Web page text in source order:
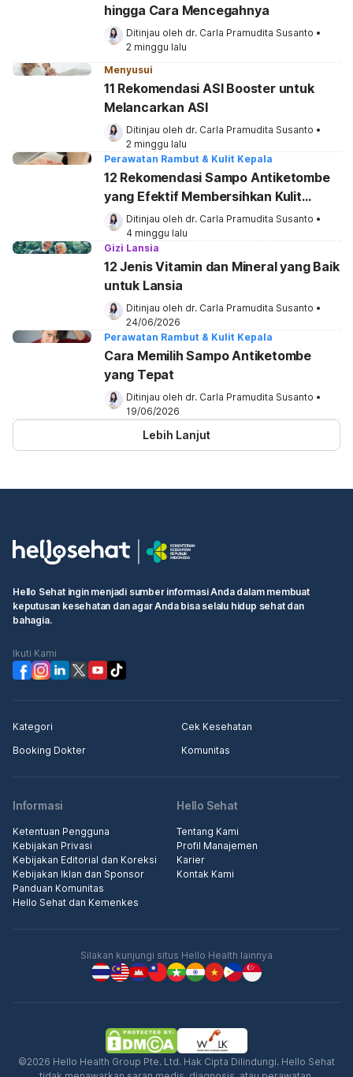
hingga Cara Mencegahnya
Ditinjau oleh dr. Carla Pramudita Susanto •
2 minggu lalu
Menyusui
11 Rekomendasi ASI Booster untuk
Melancarkan ASI
Ditinjau oleh dr. Carla Pramudita Susanto •
2 minggu lalu
Perawatan Rambut & Kulit Kepala
12 Rekomendasi Sampo Antiketombe
yang Efektif Membersihkan Kulit
KepalaDitinjau oleh dr. Carla Pramudita Susanto •
4 minggu lalu
Gizi Lansia
12 Jenis Vitamin dan Mineral yang Baik
untuk Lansia
Ditinjau oleh dr. Carla Pramudita Susanto •
24/06/2026
Perawatan Rambut & Kulit Kepala
Cara Memilih Sampo Antiketombe
yang Tepat
Ditinjau oleh dr. Carla Pramudita Susanto •
19/06/2026
Lebih Lanjut
Hello Sehat ingin menjadi sumber informasi Anda dalam membuat
keputusan kesehatan dan agar Anda bisa selalu hidup sehat dan
bahagia.
Ikuti Kami
Kategori
Cek Kesehatan
Booking Dokter
Komunitas
Informasi
Ketentuan Pengguna
Kebijakan Privasi
Kebijakan Editorial dan Koreksi
Kebijakan Iklan dan Sponsor
Panduan Komunitas
Hello Sehat dan Kemenkes
Hello Sehat
Tentang Kami
Profil Manajemen
Karier
Kontak Kami
Silakan kunjungi situs Hello Health lainnya
©2026 Hello Health Group Pte. Ltd. Hak Cipta Dilindungi. Hello Sehat